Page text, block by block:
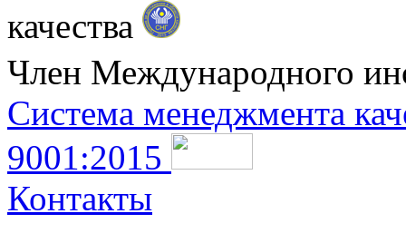
качества
Член Международного
Система менеджмента
9001:2015
Контакты